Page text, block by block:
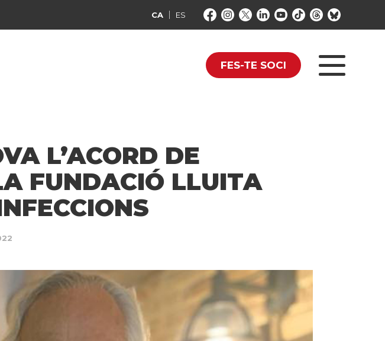
CA ES
FES-TE SOCI
L’ACORD DE
FUNDACIÓ LLUITA